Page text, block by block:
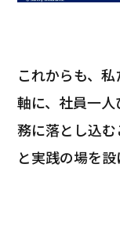
これからも、
軸に、社員一
務に落とし込
と実践の場を